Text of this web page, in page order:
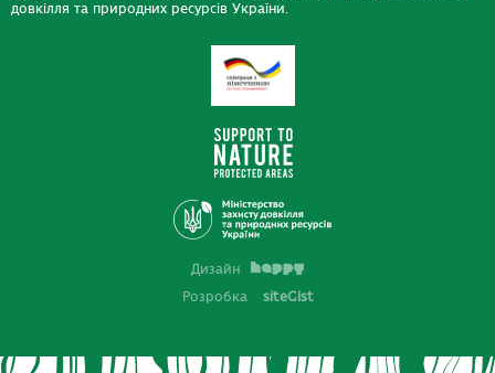
довкілля та природних ресурсів України.
Дизайн
Розробка
siteGist